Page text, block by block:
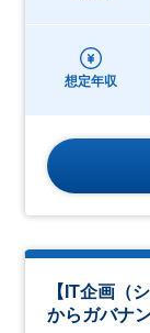
想定年収
【IT企画（
からガバナ